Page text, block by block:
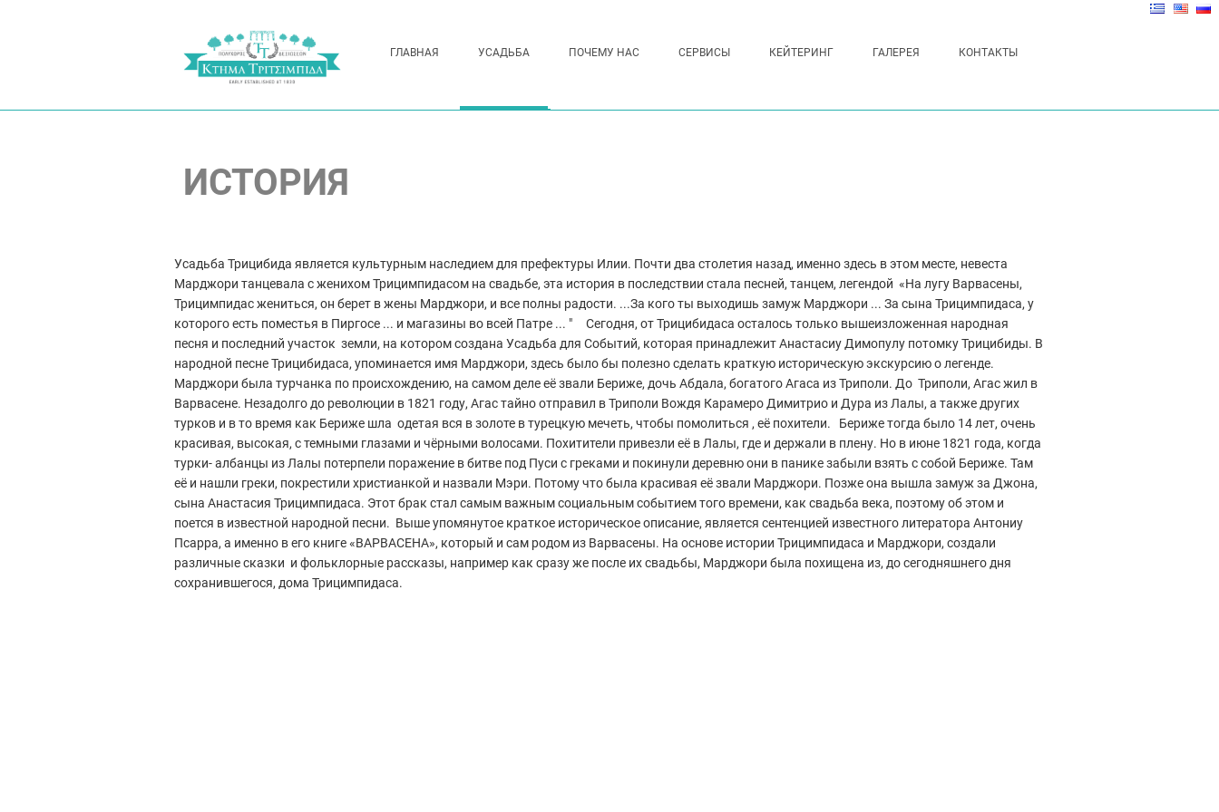
ГЛАВНАЯ УСАДЬБА ПОЧЕМУ НАС СЕРВИСЫ КЕЙТЕРИНГ ГАЛЕРЕЯ КОНТАКТЫ
ИСТОРИЯ
Усадьба Трицибида является культурным наследием для префектуры Илии. Почти два столетия назад, именно здесь в этом месте, невеста
Марджори танцевала с женихом Трицимпидасом на свадьбе, эта история в последствии стала песней, танцем, легендой «На лугу Варвасены,
Трицимпидас жениться, он берет в жены Марджори, и все полны радости. ...За кого ты выходишь замуж Марджори ... За сына Трицимпидаса, у
которого есть поместья в Пиргосе ... и магазины во всей Патре ... " Сегодня, от Трицибидаса осталось только вышеизложенная народная
песня и последний участок земли, на котором создана Усадьба для Событий, которая принадлежит Анастасиу Димопулу потомку Трицибиды. В
народной песне Трицибидаса, упоминается имя Марджори, здесь было бы полезно сделать краткую историческую экскурсию о легенде.
Марджори была турчанка по происхождению, на самом деле её звали Бериже, дочь Абдала, богатого Агаса из Триполи. До Триполи, Агас жил в
Варвасене. Незадолго до революции в 1821 году, Агас тайно отправил в Триполи Вождя Карамеро Димитрио и Дура из Лалы, а также других
турков и в то время как Бериже шла одетая вся в золоте в турецкую мечеть, чтобы помолиться , её похители. Бериже тогда было 14 лет, очень
красивая, высокая, с темными глазами и чёрными волосами. Похитители привезли её в Лалы, где и держали в плену. Но в июне 1821 года, когда
турки- албанцы из Лалы потерпели поражение в битве под Пуси с греками и покинули деревню они в панике забыли взять с собой Бериже. Там
её и нашли греки, покрестили христианкой и назвали Мэри. Потому что была красивая её звали Марджори. Позже она вышла замуж за Джона,
сына Анастасия Трицимпидаса. Этот брак стал самым важным социальным событием того времени, как свадьба века, поэтому об этом и
поется в известной народной песни. Выше упомянутое краткое историческое описание, является сентенцией известного литератора Антониу
Псарра, а именно в его книге «ВАРВАСЕНА», который и сам родом из Варвасены. На основе истории Трицимпидаса и Марджори, создали
различные сказки и фольклорные рассказы, например как сразу же после их свадьбы, Марджори была похищена из, до сегодняшнего дня
сохранившегося, дома Трицимпидаса.